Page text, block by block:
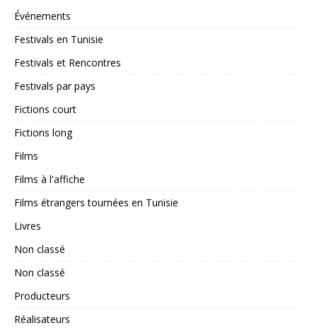
Événements
Festivals en Tunisie
Festivals et Rencontres
Festivals par pays
Fictions court
Fictions long
Films
Films à l'affiche
Films étrangers tournées en Tunisie
Livres
Non classé
Non classé
Producteurs
Réalisateurs